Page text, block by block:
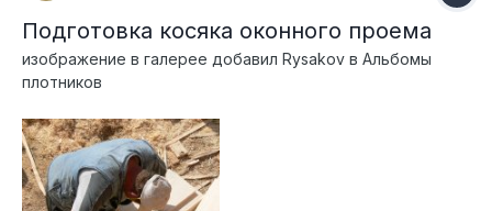
Подготовка косяка оконного проема
изображение в галерее добавил Rysakov в Альбомы
плотников